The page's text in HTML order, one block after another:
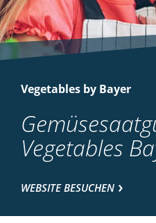
Vegetables by Bayer
Vegetables
WEBSITE BESUCHEN